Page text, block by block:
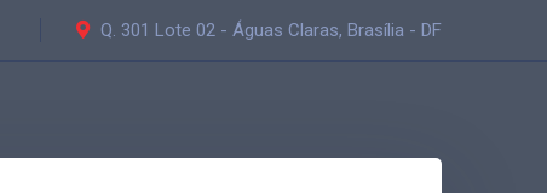
Q. 301 Lote 02 - Águas Claras, Brasília - DF